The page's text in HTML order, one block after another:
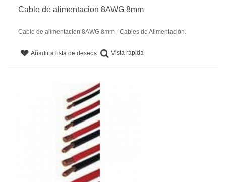
Cable de alimentacion 8AWG 8mm
Cable de alimentacion 8AWG 8mm - Cables de Alimentación.
Añadir a lista de deseos Vista rápida